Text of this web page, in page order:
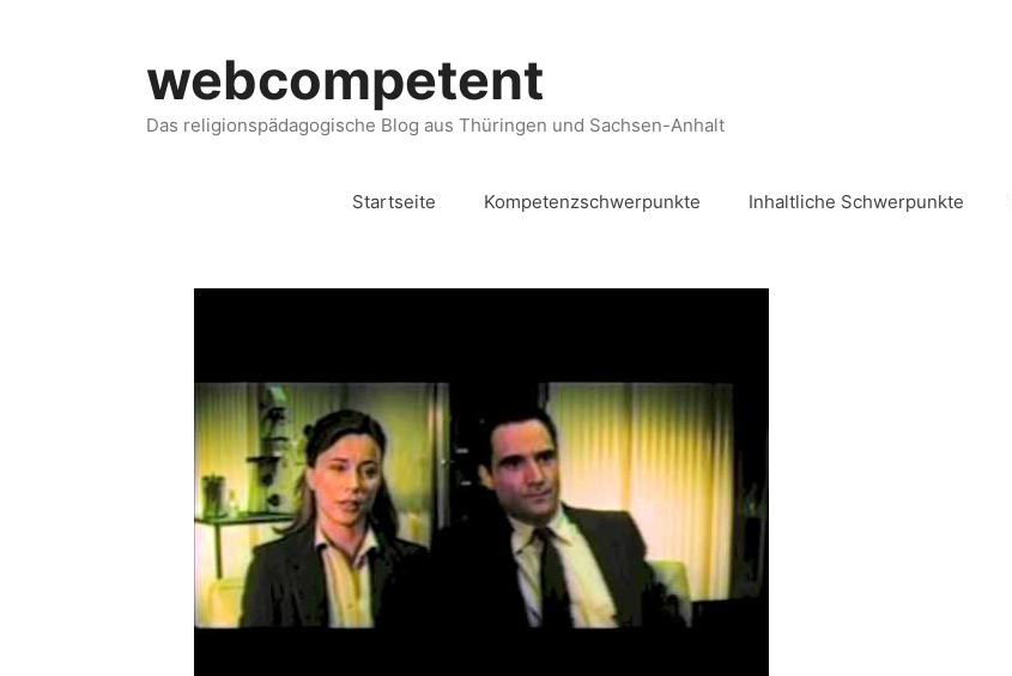
webcompetent
Das religionspädagogische Blog aus Thüringen und Sachsen-Anhalt
Startseite Kompetenzschwerpunkte Inhaltliche Schwerpunkte